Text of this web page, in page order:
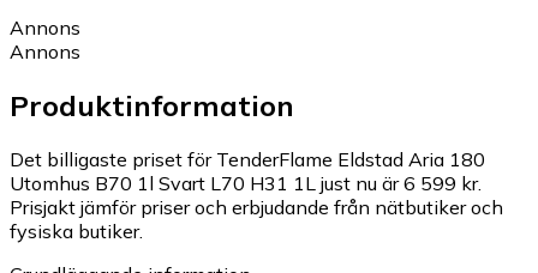
Annons
Annons
Produktinformation
Det billigaste priset för TenderFlame Eldstad Aria 180
Utomhus B70 1l Svart L70 H31 1L just nu är 6 599 kr.
Prisjakt jämför priser och erbjudande från nätbutiker och
fysiska butiker.